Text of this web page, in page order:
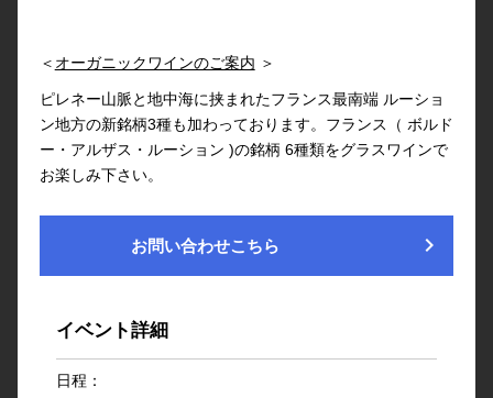
＜ オーガニックワインのご案内 ＞
ピレネー山脈と地中海に挟まれたフランス最南端 ルーショ
ン地方の新銘柄3種も加わっております。フランス（ ボルド
ー・アルザス・ルーション )の銘柄 6種類をグラスワインで
お楽しみ下さい。
お問い合わせこちら chevron_right
イベント詳細
日程：